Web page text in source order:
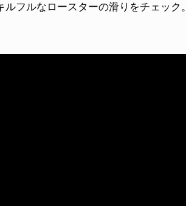
フルなロースターの滑りをチェック。